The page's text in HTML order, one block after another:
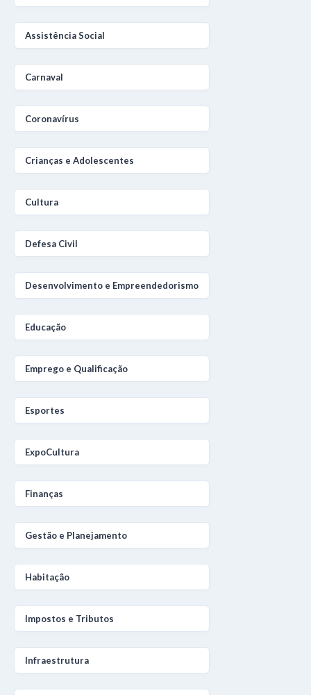
Assistência Social
Carnaval
Coronavírus
Crianças e Adolescentes
Cultura
Defesa Civil
Desenvolvimento e Empreendedorismo
Educação
Emprego e Qualificação
Esportes
ExpoCultura
Finanças
Gestão e Planejamento
Habitação
Impostos e Tributos
Infraestrutura